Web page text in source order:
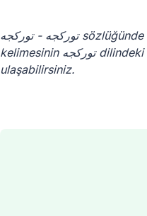
kelimesinin توركجه dilindeki manasını yukarıda okuyabilirsiniz. - اسماعیل diğer dillerde anlamlarına aşağıdan
ulaşabilirsiniz.